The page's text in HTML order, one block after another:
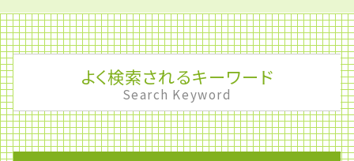
よく検索されるキーワード
Search Keyword